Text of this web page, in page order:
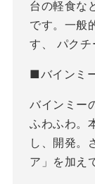
台の軽食な
です。一般
す、 パクチ
■バインミ
バインミー
ふわふわ。
し、開発。
ア」を加え